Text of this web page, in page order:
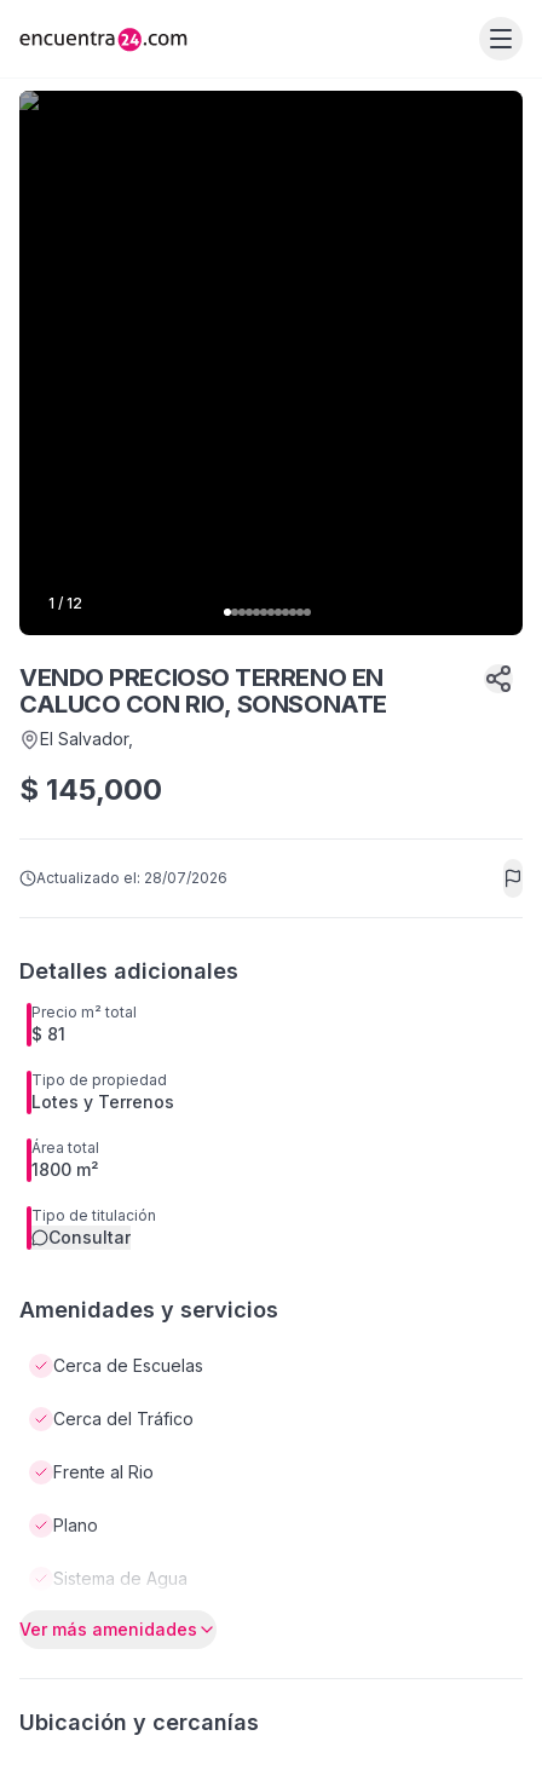
1 / 12
VENDO PRECIOSO TERRENO EN
CALUCO CON RIO, SONSONATE
El Salvador,
$ 145,000
Actualizado el: 28/07/2026
Detalles adicionales
Precio m² total
$ 81
Tipo de propiedad
Lotes y Terrenos
Área total
1800 m²
Tipo de titulación
Consultar
Amenidades y servicios
Cerca de Escuelas
Cerca del Tráfico
Frente al Rio
Plano
Sistema de Agua
Ver más amenidades
Ubicación y cercanías